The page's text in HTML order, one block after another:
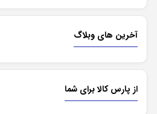
آخرین های وبلاگ
از پارس کالا برای شما